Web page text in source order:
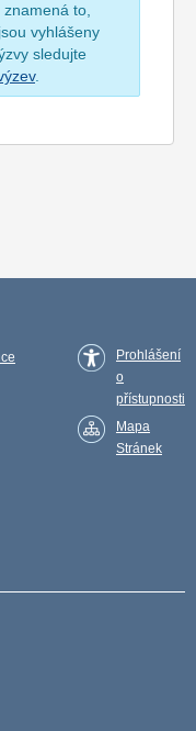
to,
vyhlášeny
sledujte
.
Prohlášení
o
přístupnosti
Mapa
Stránek